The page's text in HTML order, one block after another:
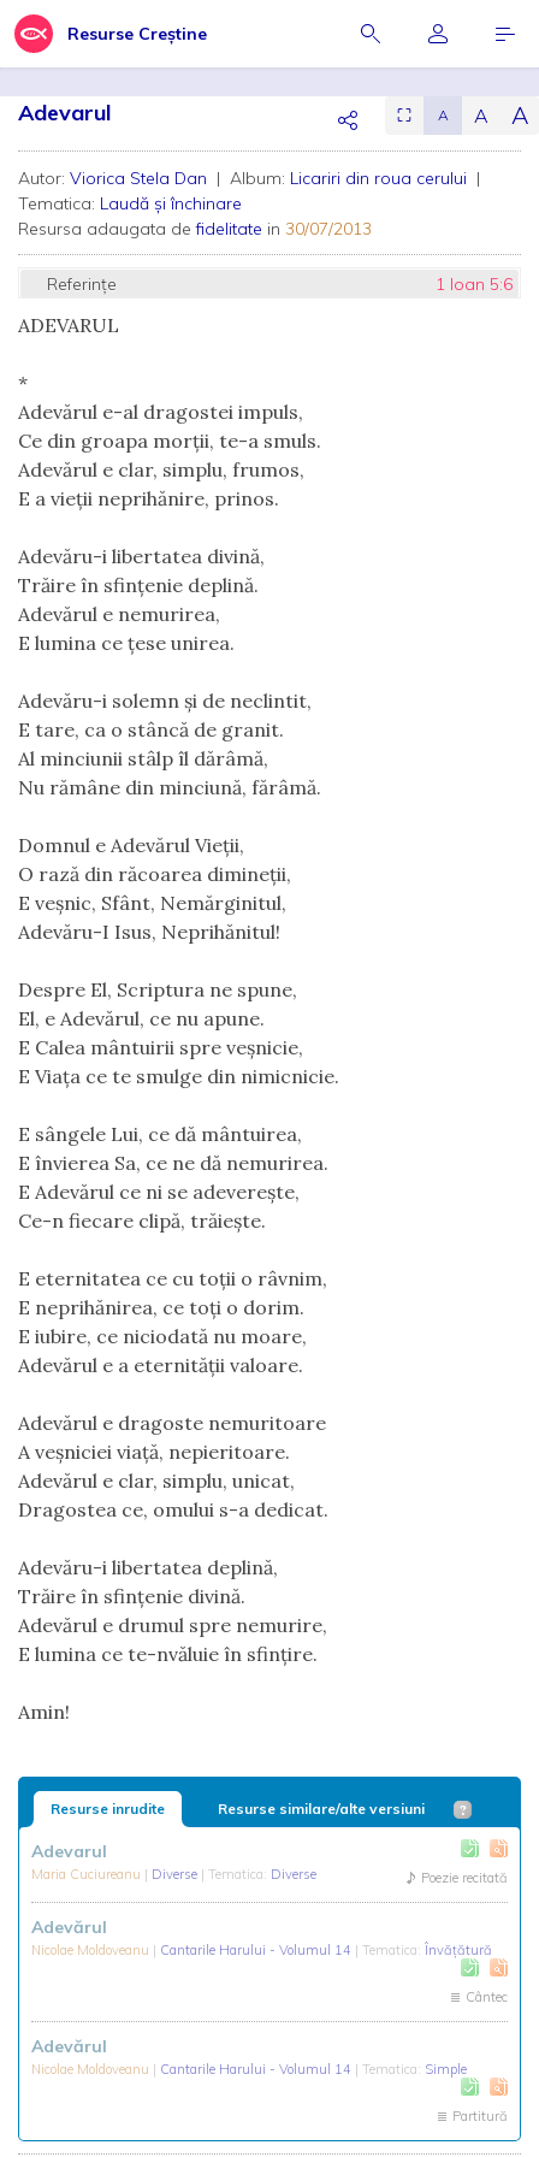
Resurse Creștine
Adevarul ⛶ A A A
Autor: Viorica Stela Dan | Album: Licariri din roua cerului |
Tematica: Laudă și închinare
Resursa adaugata defidelitate in 30/07/2013
Referințe 1 Ioan 5:6
ADEVARUL
*
Adevărul e-al dragostei impuls,
Ce din groapa morţii, te-a smuls.
Adevărul e clar, simplu, frumos,
E a vieţii neprihănire, prinos.
Adevăru-i libertatea divină,
Trăire în sfinţenie deplină.
Adevărul e nemurirea,
E lumina ce ţese unirea.
Adevăru-i solemn şi de neclintit,
E tare, ca o stâncă de granit.
Al minciunii stâlp îl dărâmă,
Nu rămâne din minciună, fărâmă.
Domnul e Adevărul Vieţii,
O rază din răcoarea dimineţii,
E veşnic, Sfânt, Nemărginitul,
Adevăru-I Isus, Neprihănitul!
Despre El, Scriptura ne spune,
El, e Adevărul, ce nu apune.
E Calea mântuirii spre veşnicie,
E Viaţa ce te smulge din nimicnicie.
E sângele Lui, ce dă mântuirea,
E învierea Sa, ce ne dă nemurirea.
E Adevărul ce ni se adevereşte,
Ce-n fiecare clipă, trăieşte.
E eternitatea ce cu toţii o râvnim,
E neprihănirea, ce toţi o dorim.
E iubire, ce niciodată nu moare,
Adevărul e a eternităţii valoare.
Adevărul e dragoste nemuritoare
A veşniciei viaţă, nepieritoare.
Adevărul e clar, simplu, unicat,
Dragostea ce, omului s-a dedicat.
Adevăru-i libertatea deplină,
Trăire în sfinţenie divină.
Adevărul e drumul spre nemurire,
E lumina ce te-nvăluie în sfințire.
Amin!
Resurse inrudite Resurse similare/alte versiuni
Adevarul
Maria Cuciureanu | Diverse | Tematica: Diverse Poezie recitată
Adevărul
Nicolae Moldoveanu | Cantarile Harului - Volumul 14 | Tematica: Învățătură
Cântec
Adevărul
Nicolae Moldoveanu | Cantarile Harului - Volumul 14 | Tematica: Simple
Partitură